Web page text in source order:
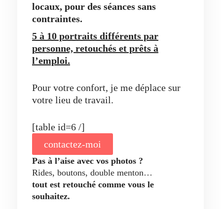
locaux, pour des séances sans
contraintes.
5 à 10 portraits différents par
personne, retouchés et prêts à
l’emploi.
Pour votre confort, je me déplace sur
votre lieu de travail.
[table id=6 /]
contactez-moi
Pas à l’aise avec vos photos ?
Rides, boutons, double menton…
tout est retouché comme vous le
souhaitez.